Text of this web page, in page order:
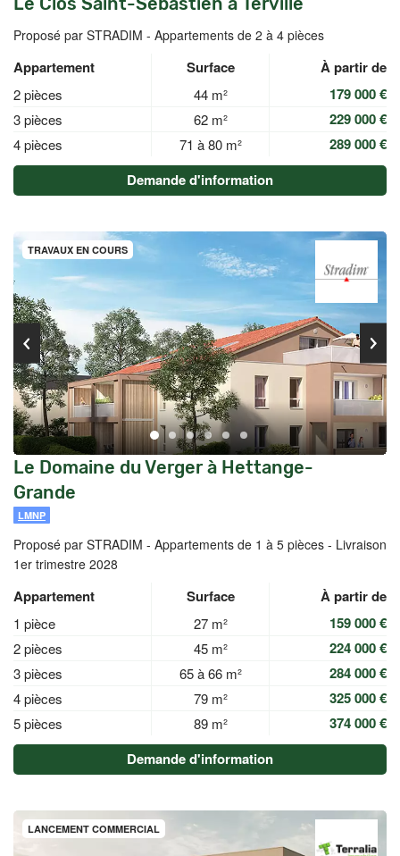
Proposé par STRADIM - Appartements de 2 à 4 pièces
Appartement Surface À partir de
2 pièces 44 m² 179 000 €
3 pièces 62 m² 229 000 €
4 pièces 71 à 80 m²
289 000 €
Demande d'information
TRAVAUX EN COURS
Le Domaine du Verger à Hettange-
Grande
LMNP
Proposé par STRADIM - Appartements de 1 à 5 pièces - Livraison
1er trimestre 2028
Appartement Surface À partir de
1 pièce 27 m² 159 000 €
2 pièces 45 m² 224 000 €
3 pièces 65 à 66 m² 284 000 €
4 pièces 79 m² 325 000 €
5 pièces 89 m²
374 000 €
Demande d'information
LANCEMENT COMMERCIAL